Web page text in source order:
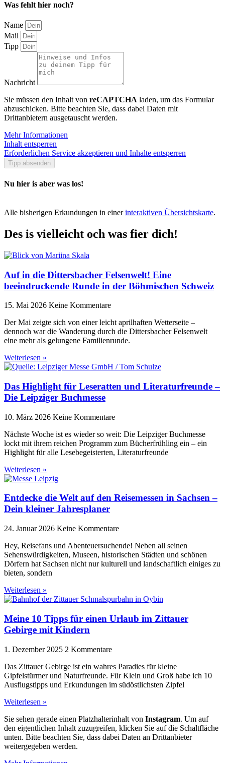
Was fehlt hier noch?
Name
Mail
Tipp
Nachricht
Sie müssen den Inhalt von reCAPTCHA laden, um das Formular
abzuschicken. Bitte beachten Sie, dass dabei Daten mit
Drittanbietern ausgetauscht werden.
Mehr Informationen
Inhalt entsperren
Erforderlichen Service akzeptieren und Inhalte entsperren
Tipp absenden
Nu hier is aber was los!
Alle bisherigen Erkundungen in einerinteraktiven Übersichtskarte.
Des is vielleicht och was fier dich!
Auf in die Dittersbacher Felsenwelt! Eine
beeindruckende Runde in der Böhmischen Schweiz
15. Mai 2026 Keine Kommentare
Der Mai zeigte sich von einer leicht aprilhaften Wetterseite –
dennoch war die Wanderung durch die Dittersbacher Felsenwelt
eine mehr als gelungene Familienrunde.
Weiterlesen »
Das Highlight für Leseratten und Literaturfreunde –
Die Leipziger Buchmesse
10. März 2026 Keine Kommentare
Nächste Woche ist es wieder so weit: Die Leipziger Buchmesse
lockt mit ihrem reichen Programm zum Bücherfrühling ein – ein
Highlight für alle Lesebegeisterten, Literaturfreunde
Weiterlesen »
Entdecke die Welt auf den Reisemessen in Sachsen –
Dein kleiner Jahresplaner
24. Januar 2026 Keine Kommentare
Hey, Reisefans und Abenteuersuchende! Neben all seinen
Sehenswürdigkeiten, Museen, historischen Städten und schönen
Dörfern hat Sachsen nicht nur kulturell und landschaftlich einiges zu
bieten, sondern
Weiterlesen »
Meine 10 Tipps für einen Urlaub im Zittauer
Gebirge mit Kindern
1. Dezember 2025 2 Kommentare
Das Zittauer Gebirge ist ein wahres Paradies für kleine
Gipfelstürmer und Naturfreunde. Für Klein und Groß habe ich 10
Ausflugstipps und Erkundungen im südöstlichsten Zipfel
Weiterlesen »
Sie sehen gerade einen Platzhalterinhalt von Instagram. Um auf
den eigentlichen Inhalt zuzugreifen, klicken Sie auf die Schaltfläche
unten. Bitte beachten Sie, dass dabei Daten an Drittanbieter
weitergegeben werden.